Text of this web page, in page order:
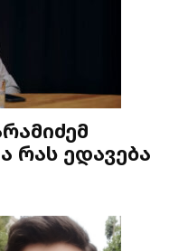
რას ედავება